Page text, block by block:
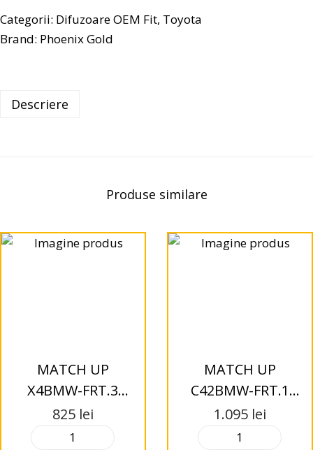
Categorii: Difuzoare OEM Fit, Toyota
Brand: Phoenix Gold
Descriere
Produse similare
MATCH UP
X4BMW-FRT.3
Difuzoare 2cai,
coaxiale 10cm,
825 lei
MATCH UP
C42BMW-FRT.1
Difuzoare 2-way
component
1.095 lei